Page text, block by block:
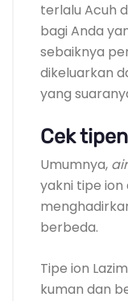
terlalu Acuh
bagi Anda
sebaiknya
dikeluarkan
yang
Cek
Umumnya,
yakni tipe
berbeda.
Tipe ion
kuman dan